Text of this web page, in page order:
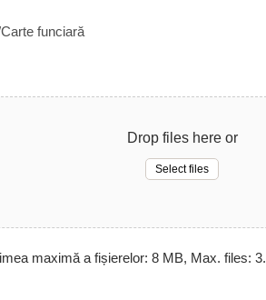
funciară
Drop files here or
Select files
maximă a fișierelor: 8 MB, Max. files: 3.